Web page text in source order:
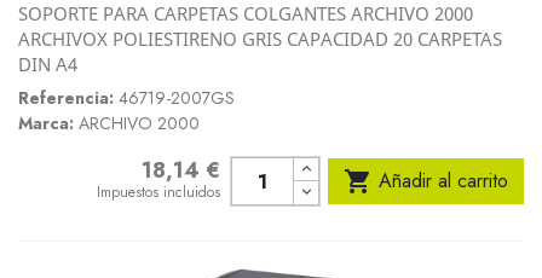
SOPORTE PARA CARPETAS COLGANTES ARCHIVO 2000
ARCHIVOX POLIESTIRENO GRIS CAPACIDAD 20 CARPETAS
DIN A4
Referencia: 46719-2007GS
Marca: ARCHIVO 2000
18,14 €
Impuestos incluidos  Añadir al carrito